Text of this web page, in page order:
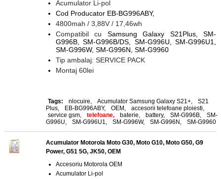
Acumulator Li-pol
Cod Producator EB-BG996ABY,
4800mah / 3,88V / 17,46wh
Compatibil cu Samsung Galaxy S21Plus, SM-
G996B, SM-G996B/DS, SM-G996U, SM-G996U1,
SM-G996W, SM-G996N, SM-G9960
Tip ambalaj: SERVICE PACK
Montaj 60lei
Tags: nlocuire, Acumulator Samsung Galaxy S21+,
S21
Plus, EB-BG996ABY, OEM , accesorii telefoane ploiesti,
service gsm, telefoane, baterie, battery, SM-G996B,
SM-
G996U, SM-G996U1, SM-G996W, SM-G996N , SM-G9960
Acumulator Motorola Moto G30, Moto G10, Moto G50, G9
Power, G51 5G, JK50, OEM
Accesoriu Motorola OEM
Acumulator Li-pol